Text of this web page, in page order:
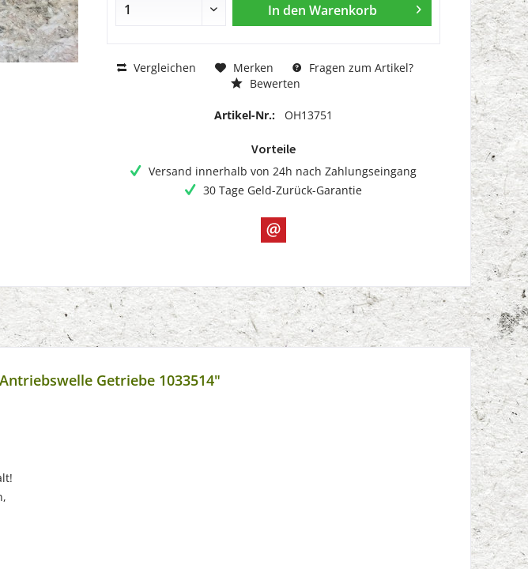
In den Warenkorb
Vergleichen Merken
Fragen zum Artikel?
Bewerten
Artikel-Nr.: OH13751
Vorteile
Versand innerhalb von 24h nach Zahlungseingang
30 Tage Geld-Zurück-Garantie
Getriebe 1033514"